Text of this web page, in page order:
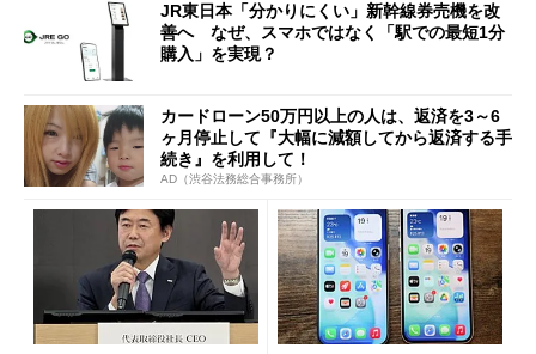
JR東日本「分かりにくい」新幹線券売機を改
善へ なぜ、スマホではなく「駅での最短1分
購入」を実現？
カードローン50万円以上の人は、返済を3～6
ヶ月停止して『大幅に減額してから返済する手
続き』を利用して！
AD（渋谷法務総合事務所）